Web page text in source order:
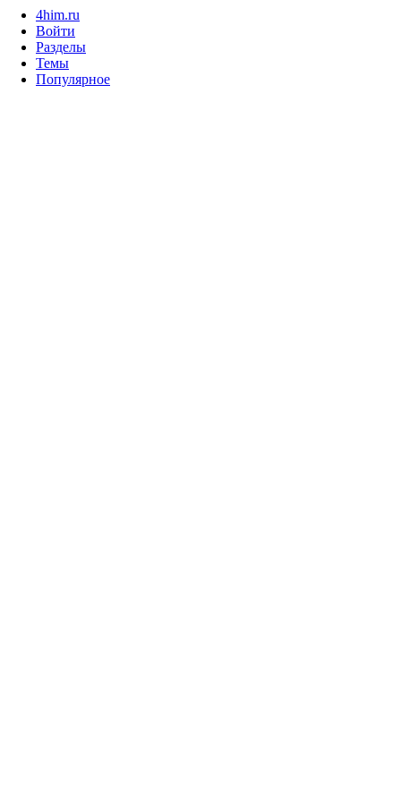
4him.ru
Войти
Разделы
Темы
Популярное